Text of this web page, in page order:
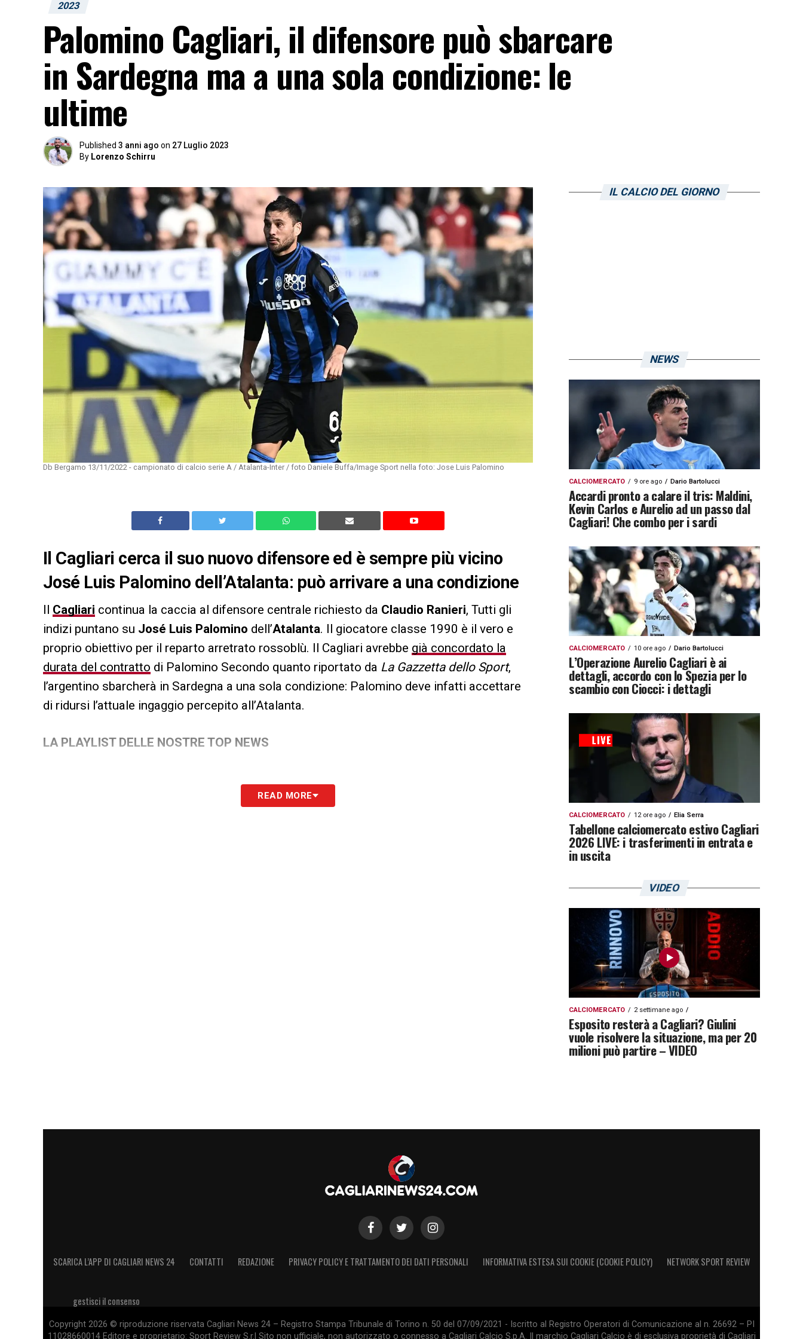
2023
Palomino Cagliari, il difensore può sbarcare
in Sardegna ma a una sola condizione: le
ultime
Published 3 anni ago on 27 Luglio 2023
By Lorenzo Schirru
Db Bergamo 13/11/2022 - campionato di calcio serie A / Atalanta-Inter / foto Daniele Buffa/Image Sport nella foto: Jose Luis Palomino
Il Cagliari cerca il suo nuovo difensore ed è sempre più vicino
José Luis Palomino dell’Atalanta: può arrivare a una condizione
Il Cagliari continua la caccia al difensore centrale richiesto da Claudio Ranieri, Tutti gli
indizi puntano su José Luis Palomino dell’Atalanta. Il giocatore classe 1990 è il vero e
proprio obiettivo per il reparto arretrato rossoblù. Il Cagliari avrebbe già concordato la
durata del contratto di Palomino Secondo quanto riportato da La Gazzetta dello Sport,
l’argentino sbarcherà in Sardegna a una sola condizione: Palomino deve infatti accettare
di ridursi l’attuale ingaggio percepito all’Atalanta.
LA PLAYLIST DELLE NOSTRE TOP NEWS
READ MORE
IL CALCIO DEL GIORNO
NEWS
CALCIOMERCATO 9 ore ago Dario Bartolucci
Accardi pronto a calare il tris: Maldini,
Kevin Carlos e Aurelio ad un passo dal
Cagliari! Che combo per i sardi
CALCIOMERCATO 10 ore ago Dario Bartolucci
L’Operazione Aurelio Cagliari è ai
dettagli, accordo con lo Spezia per lo
scambio con Ciocci: i dettagli
CALCIOMERCATO 12 ore ago Elia Serra
Tabellone calciomercato estivo Cagliari
2026 LIVE: i trasferimenti in entrata e
in uscita
VIDEO
CALCIOMERCATO 2 settimane ago
Esposito resterà a Cagliari? Giulini
vuole risolvere la situazione, ma per 20
milioni può partire – VIDEO
SCARICA L’APP DI CAGLIARI NEWS 24 CONTATTI REDAZIONE PRIVACY POLICY E TRATTAMENTO DEI DATI PERSONALI INFORMATIVA ESTESA SUI COOKIE (COOKIE POLICY) NETWORK SPORT REVIEW
gestisci il consenso
Copyright 2026 © riproduzione riservata Cagliari News 24 – Registro Stampa Tribunale di Torino n. 50 del 07/09/2021 - Iscritto al Registro Operatori di Comunicazione al n. 26692 – PI
11028660014 Editore e proprietario: Sport Review S.r.l Sito non ufficiale, non autorizzato o connesso a Cagliari Calcio S.p.A. Il marchio Cagliari Calcio è di esclusiva proprietà di Cagliari